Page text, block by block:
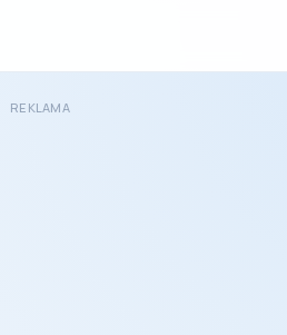
REKLAMA